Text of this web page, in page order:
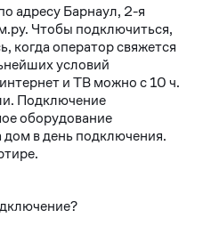
адресу Барнаул, 2-я
Чтобы подключиться,
когда оператор свяжется
условий
и ТВ можно с 10 ч.
Подключение
оборудование
в день подключения.